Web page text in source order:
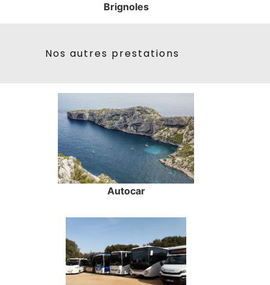
Brignoles
Nos autres prestations
Autocar